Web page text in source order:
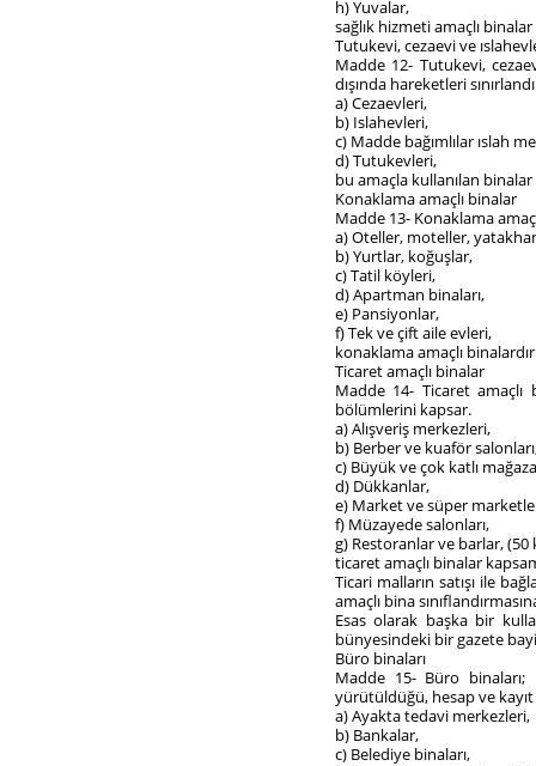
h) Yuvalar,
sağlık hizmeti amaçlı
Tutukevi, cezaevi ve
Madde 12- Tutukevi,
dışında hareketleri
a) Cezaevleri,
b) Islahevleri,
c) Madde bağımlılar ıslah
d) Tutukevleri,
bu amaçla kullanılan binalar
Konaklama amaçlı binalar
Madde 13- Konaklama
a) Oteller, moteller,
b) Yurtlar, koğuşlar,
c) Tatil köyleri,
d) Apartman binaları,
e) Pansiyonlar,
f) Tek ve çift aile evleri,
konaklama amaçlı
Ticaret amaçlı binalar
Madde 14- Ticaret amaçlı
bölümlerini kapsar.
a) Alışveriş merkezleri,
b) Berber ve kuaför
c) Büyük ve çok katlı
d) Dükkanlar,
e) Market ve süper
f) Müzayede salonları,
g) Restoranlar ve barlar, (50
ticaret amaçlı binalar
Ticari malların satışı ile
amaçlı bina
Esas olarak başka bir
bünyesindeki bir gazete
Büro binaları
Madde 15- Büro
yürütüldüğü, hesap ve kayıt
a) Ayakta tedavi merkezleri,
b) Bankalar,
c) Belediye binaları,